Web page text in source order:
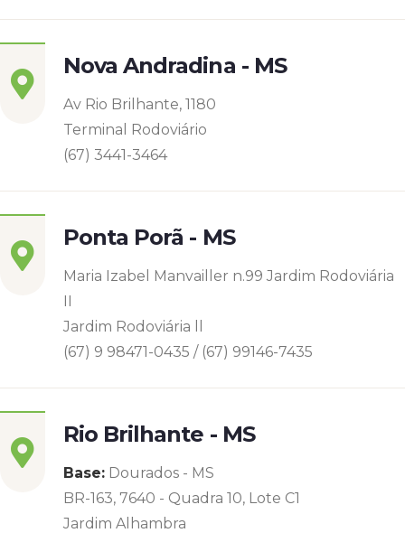
Nova Andradina - MS
Av Rio Brilhante, 1180
Terminal Rodoviário
(67) 3441-3464
Ponta Porã - MS
Maria Izabel Manvailler n.99 Jardim Rodoviária
II
Jardim Rodoviária ll
(67) 9 98471-0435 / (67) 99146-7435
Rio Brilhante - MS
Base: Dourados - MS
BR-163, 7640 - Quadra 10, Lote C1
Jardim Alhambra